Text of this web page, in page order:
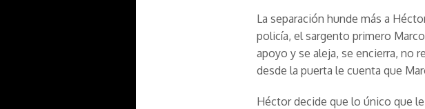
La separación hunde más a
policía, el sargento primero
apoyo y se aleja, se encierra, no
desde la puerta le cuenta que
Héctor decide que lo único que